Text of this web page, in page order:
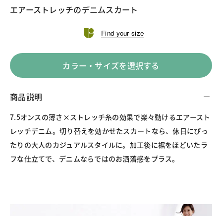
エアーストレッチのデニムスカート
Find your size
カラー・サイズを選択する
商品説明
7.5オンスの薄さ×ストレッチ糸の効果で楽々動けるエアースト
レッチデニム。切り替えを効かせたスカートなら、休日にぴっ
たりの大人のカジュアルスタイルに。加工後に裾をほどいたラ
フな仕立てで、デニムならではのお洒落感をプラス。
LINE X メール